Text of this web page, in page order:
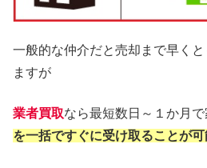
一般的な仲介だと売却まで早く
ますが
業者買取なら最短数日～１か月
を一括ですぐに受け取ることが可